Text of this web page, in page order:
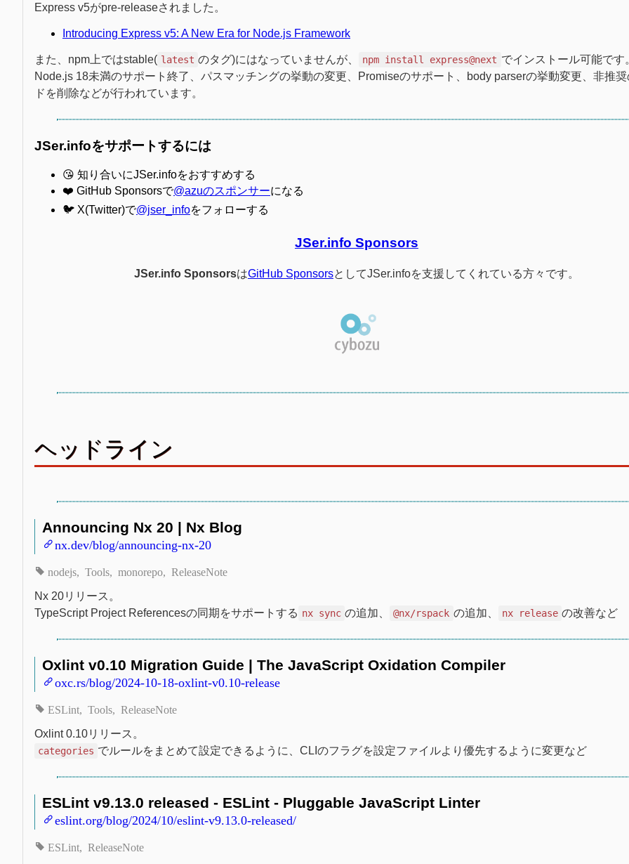
Express v5がpre-releaseされました。
Introducing Express v5: A New Era for Node.js Framework
また、npm上ではstable( latest のタグ)にはなっていませんが、 npm install express@next でインストール可能です
Node.js 18未満のサポート終了、パスマッチングの挙動の変更、Promiseのサポート、body parserの挙動変更、非推
ドを削除などが行われています。
JSer.infoをサポートするには
😘 知り合いにJSer.infoをおすすめする
❤️ GitHub Sponsorsで@azuのスポンサーになる
🐦 X(Twitter)で@jser_infoをフォローする
JSer.info Sponsors
JSer.info SponsorsはGitHub SponsorsとしてJSer.infoを支援してくれている方々です。
ヘッドライン
Announcing Nx 20 | Nx Blog
nx.dev/blog/announcing-nx-20
nodejs Tools monorepo ReleaseNote
Nx 20リリース。
TypeScript Project Referencesの同期をサポートする nx sync の追加、 @nx/rspack の追加、 nx release の改善など
Oxlint v0.10 Migration Guide | The JavaScript Oxidation Compiler
oxc.rs/blog/2024-10-18-oxlint-v0.10-release
ESLint Tools ReleaseNote
Oxlint 0.10リリース。
categories でルールをまとめて設定できるように、CLIのフラグを設定ファイルより優先するように変更など
ESLint v9.13.0 released - ESLint - Pluggable JavaScript Linter
eslint.org/blog/2024/10/eslint-v9.13.0-released/
ESLint ReleaseNote